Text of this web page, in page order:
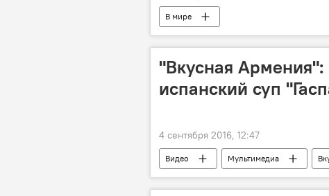
В мире
"Вкусная Армения":
испанский суп
4 сентября 2016, 12:47
Видео Мультимедиа